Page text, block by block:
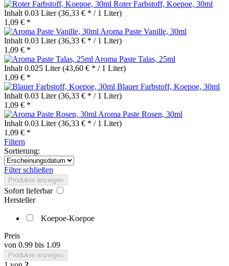
Roter Farbstoff, Koepoe, 30ml
Inhalt 0.03 Liter(36,33 € * / 1 Liter)
1,09 € *
Aroma Paste Vanille, 30ml
Inhalt 0.03 Liter(36,33 € * / 1 Liter)
1,09 € *
Aroma Paste Talas, 25ml
Inhalt 0.025 Liter(43,60 € * / 1 Liter)
1,09 € *
Blauer Farbstoff, Koepoe, 30ml
Inhalt 0.03 Liter(36,33 € * / 1 Liter)
1,09 € *
Aroma Paste Rosen, 30ml
Inhalt 0.03 Liter(36,33 € * / 1 Liter)
1,09 € *
Filtern
Sortierung:
Filter schließen
Produkte anzeigen
Sofort lieferbar
Hersteller
Koepoe-Koepoe
Preis
von 0.99 bis 1.09
Produkte anzeigen